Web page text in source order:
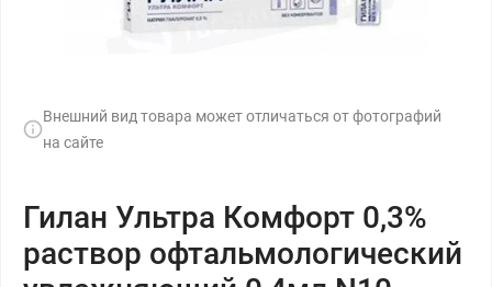
Внешний вид товара может отличаться от фотографий
на сайте
Гилан Ультра Комфорт 0,3%
раствор офтальмологический